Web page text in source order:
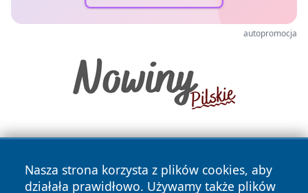
autopromocja
Nasza strona korzysta z plików cookies, aby
działała prawidłowo. Używamy także plików